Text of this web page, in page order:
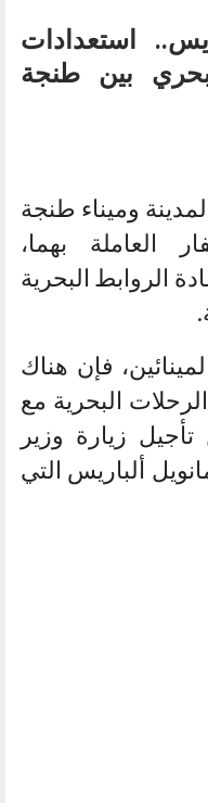
استعدادات
بين طنجة
وميناء طنجة
العاملة بهما،
الروابط البحرية
فإن هناك
البحرية مع
زيارة وزير
ألباريس التي